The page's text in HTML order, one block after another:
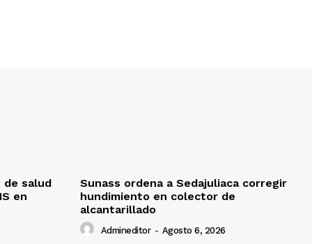
de salud
en
Sunass ordena a Sedajuliaca corregir
hundimiento en colector de
alcantarillado
Admineditor - Agosto 6, 2026